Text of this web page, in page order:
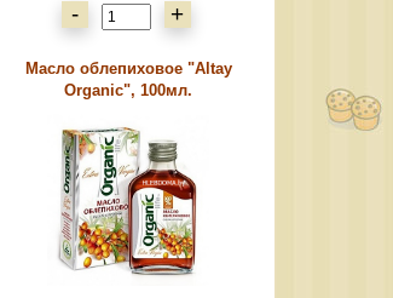
- +
Масло облепиховое "Altay
Organic", 100мл.